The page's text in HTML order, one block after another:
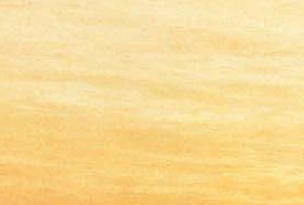
потребовал
фестиваля
слушателям